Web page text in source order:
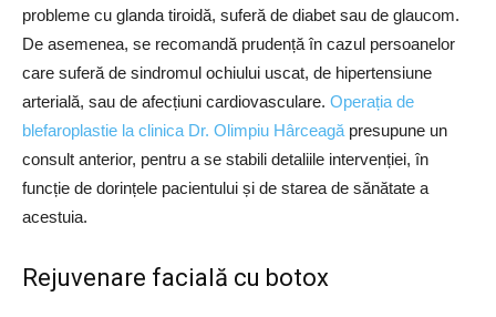
probleme cu glanda tiroidă, suferă de diabet sau de glaucom.
De asemenea, se recomandă prudență în cazul persoanelor
care suferă de sindromul ochiului uscat, de hipertensiune
arterială, sau de afecțiuni cardiovasculare. Operația de
blefaroplastie la clinica Dr. Olimpiu Hârceagăpresupune un
consult anterior, pentru a se stabili detaliile intervenției, în
funcție de dorințele pacientului și de starea de sănătate a
acestuia.
Rejuvenare facială cu botox